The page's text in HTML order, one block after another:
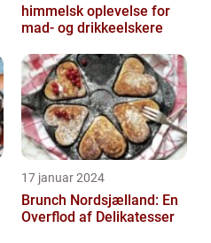
himmelsk oplevelse for
mad- og drikkeelskere
17 januar 2024
Brunch Nordsjælland: En
Overflod af Delikatesser